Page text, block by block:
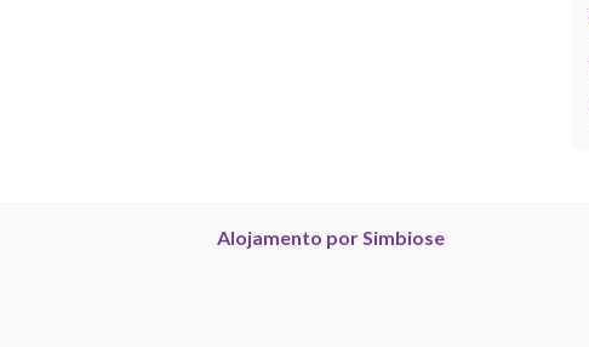
Alojamento por Simbiose